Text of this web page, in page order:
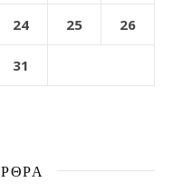
24 25 26
31